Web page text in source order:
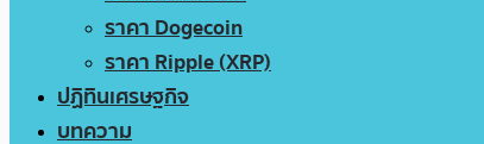
ราคา Dogecoin
ราคา Ripple (XRP)
ปฏิทินเศรษฐกิจ
บทความ